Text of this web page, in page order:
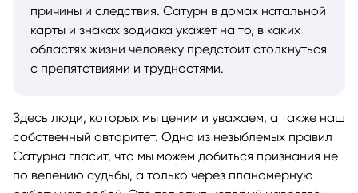
причины и следствия. Сатурн в домах натальной
карты и знаках зодиака укажет на то, в каких
областях жизни человеку предстоит столкнуться
с препятствиями и трудностями.
Здесь люди, которых мы ценим и уважаем, а также наш
собственный авторитет. Одно из незыблемых правил
Сатурна гласит, что мы можем добиться признания не
по велению судьбы, а только через планомерную